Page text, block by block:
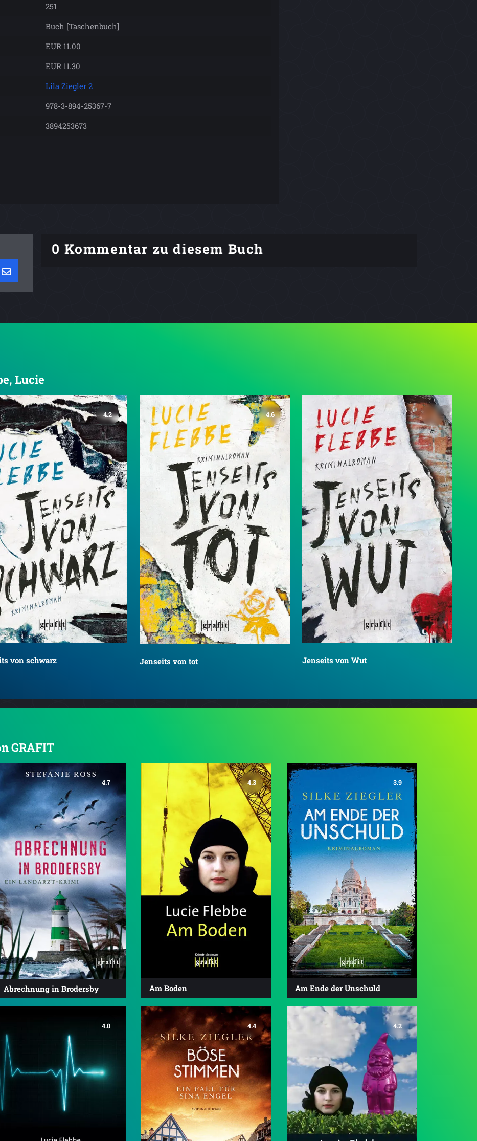
251
Buch [Taschenbuch]
EUR 11.00
EUR 11.30
Lila Ziegler 2
978-3-894-25367-7
3894253673
0 Kommentar zu diesem Buch
Lucie
4.2
von schwarz
4.6
Jenseits von tot Jenseits von Wut
GRAFIT
4.7
Abrechnung in Brodersby
4.3
Am Boden
3.9
Am Ende der Unschuld
4.0 4.4 4.2